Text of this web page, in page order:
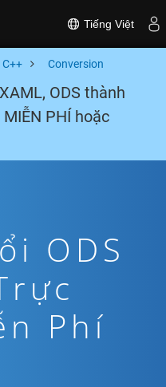
Tiếng Việt
C++ Conversion
ODS thành
PHÍ hoặc
ODS
Phí